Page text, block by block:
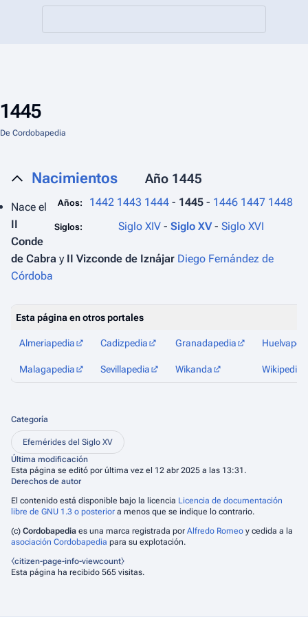
1445
De Cordobapedia
Año 1445
Años: 1442 1443 1444 - 1445 - 1446 1447 1448
Siglos: Siglo XIV - Siglo XV- Siglo XVI
Nacimientos
Nace el
II
Conde
de Cabra y II Vizconde de Iznájar Diego Fernández de
Córdoba
Esta página en otros portales
Almeriapedia Cadizpedia Granadapedia
Malagapedia Sevillapedia Wikanda Wikipedia
Categoría
Efemérides del Siglo XV
Última modificación
Esta página se editó por última vez el 12 abr 2025 a las 13:31.
Derechos de autor
El contenido está disponible bajo la licencia Licencia de documentación
libre de GNU 1.3 o posterior a menos que se indique lo contrario.
(c) Cordobapedia es una marca registrada por Alfredo Romeo y cedida a la
asociación Cordobapedia para su explotación.
⧼citizen-page-info-viewcount⧽
Esta página ha recibido 565 visitas.